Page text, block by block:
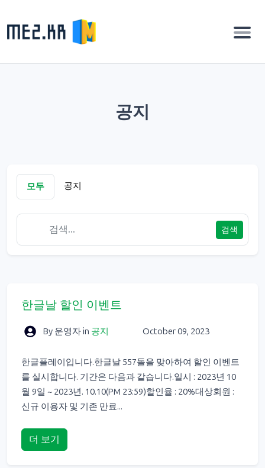
공지
모두 공지
검색
한글날 할인 이벤트
By 운영자in 공지 October 09, 2023
한글플레이입니다.한글날 557돌을 맞아하여 할인 이벤트
를 실시합니다. 기간은 다음과 같습니다.일시 : 2023년 10
월 9일 ~ 2023년. 10.10(PM 23:59)할인율 : 20%대상회원 :
신규 이용자 및 기존 만료...
더 보기